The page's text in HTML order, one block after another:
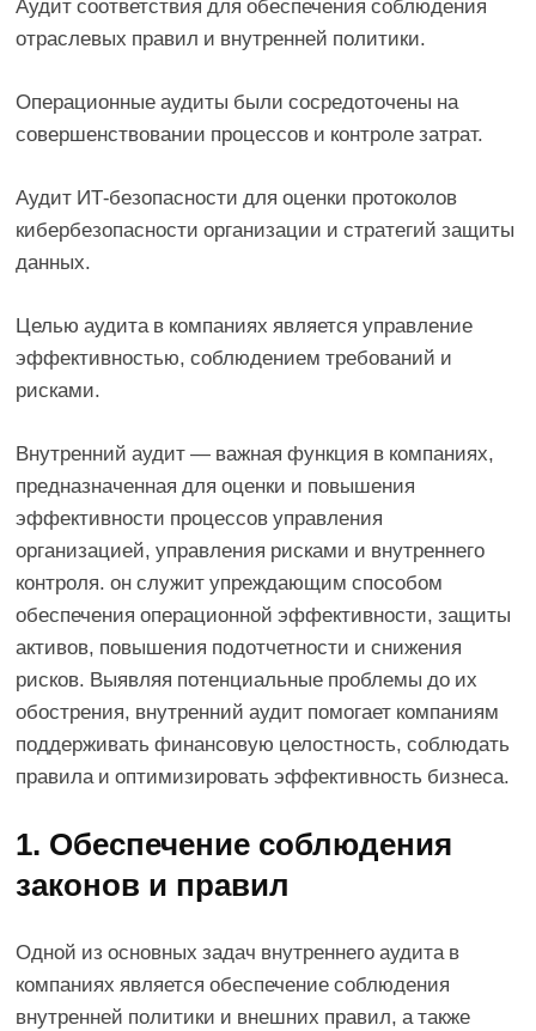
отраслевых правил и внутренней политики.
Операционные аудиты были сосредоточены на
совершенствовании процессов и контроле затрат.
Аудит ИТ-безопасности для оценки протоколов
кибербезопасности организации и стратегий защиты
данных.
Целью аудита в компаниях является управление
эффективностью, соблюдением требований и
рисками.
Внутренний аудит — важная функция в компаниях,
предназначенная для оценки и повышения
эффективности процессов управления
организацией, управления рисками и внутреннего
контроля. он служит упреждающим способом
обеспечения операционной эффективности, защиты
активов, повышения подотчетности и снижения
рисков. Выявляя потенциальные проблемы до их
обострения, внутренний аудит помогает компаниям
поддерживать финансовую целостность, соблюдать
правила и оптимизировать эффективность бизнеса.
1. Обеспечение соблюдения
законов и правил
Одной из основных задач внутреннего аудита в
компаниях является обеспечение соблюдения
внутренней политики и внешних правил, а также